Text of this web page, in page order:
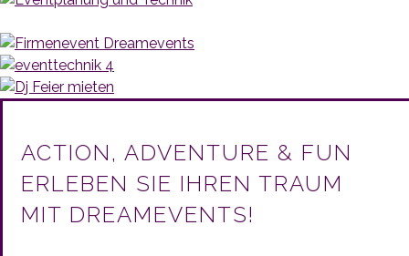
ACTION, ADVENTURE & FUN
ERLEBEN SIE IHREN TRAUM
MIT DREAMEVENTS!